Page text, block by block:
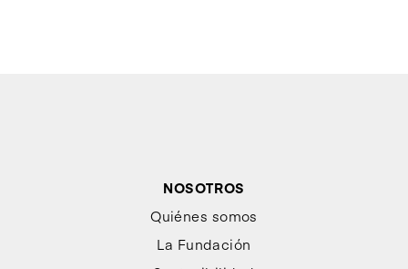
NOSOTROS
Quiénes somos
La Fundación